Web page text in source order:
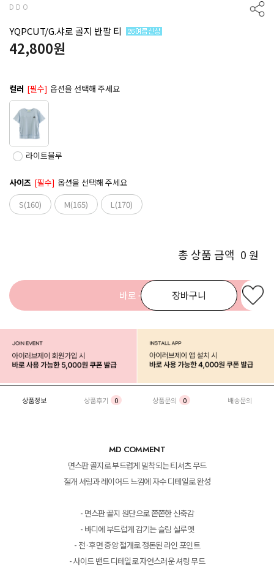
D D O
YQPCUT/G.샤로 골지 반팔 티
42,800원
컬러 [필수] 옵션을 선택해 주세요
라이트블루
사이즈 [필수] 옵션을 선택해 주세요
S(160)
M(165) L(170)
총 상품 금액 0 원
장바구니
바로 구매
상품정보 상품후기 0 상품문의 0 배송문의
MD COMMENT
면스판 골지로 부드럽게 밀착되는 티셔츠 무드
절개 셔링과 레이어드 느낌에 자수 디테일로 완성
- 면스판 골지 원단으로 쫀쫀한 신축감
- 바디에 부드럽게 감기는 슬림 실루엣
- 전·후면 중앙 절개로 정돈된 라인 포인트
- 사이드 밴드 디테일로 자연스러운 셔링 무드